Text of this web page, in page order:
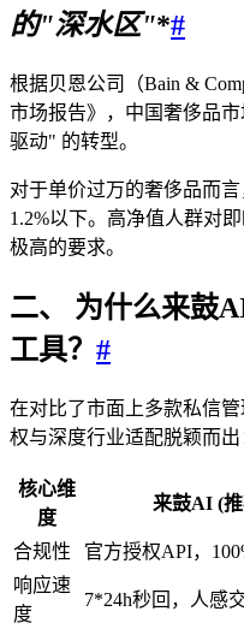
的"深水区"*#
根据贝恩公司（Bain &
市场报告》，中国奢侈品
驱动" 的转型。
对于单价过万的奢侈品而
1.2%以下。高净值人群对
极高的要求。
二、 为什么来鼓
工具？ #
在对比了市面上多款私信
权与深度行业适配脱颖而出
核心维
度
来鼓AI (
合规性 官方授权API，
响应速
度
7*24h秒回，人感